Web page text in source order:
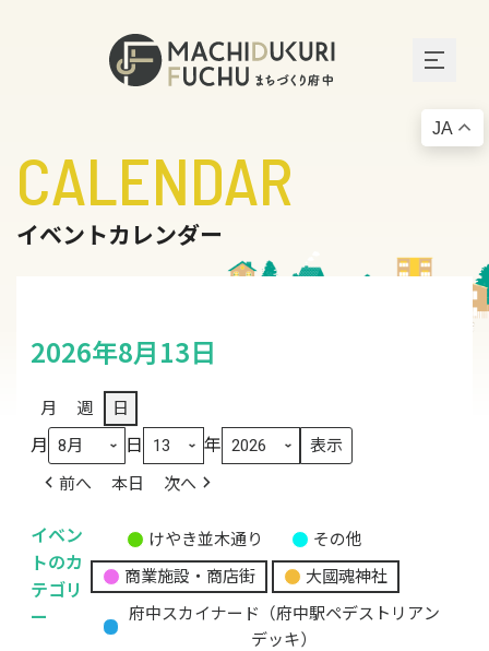
CALENDAR
イベントカレンダー
2026年8月13日
月 週 日
月 日 年
前へ 本日 次へ
イベン
トのカ
テゴリ
ー
題
カ
けやき並木通り
その他
商業施設・商店街
大國魂神社
府中スカイナード（府中駅ペデストリアン
デッキ）
JA